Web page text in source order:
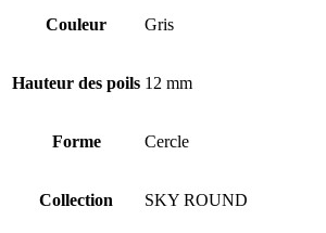
Couleur Gris
Hauteur des poils 12 mm
Forme Cercle
Collection SKY ROUND